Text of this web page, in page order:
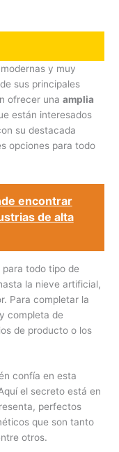
y muy
sus principales
ofrecer unaamplia
están interesados
su destacada
opciones para todo
encontrar
de alta
para todo tipo de
la nieve artificial,
Para completar la
completa de
de producto o los
confía en esta
el secreto está en
perfectos
que son tanto
otros.